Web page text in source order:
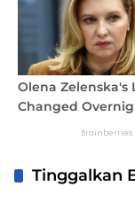
Tinggalkan